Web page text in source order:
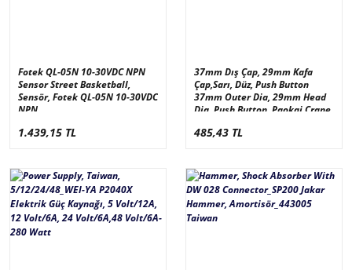
Fotek QL-05N 10-30VDC NPN
Sensor Street Basketball,
Sensör, Fotek QL-05N 10-30VDC
NPN
1.439,15 TL
37mm Dış Çap, 29mm Kafa
Çap,Sarı, Düz, Push Button
37mm Outer Dia, 29mm Head
Dia, Push Button, Paokai Crane
485,43 TL